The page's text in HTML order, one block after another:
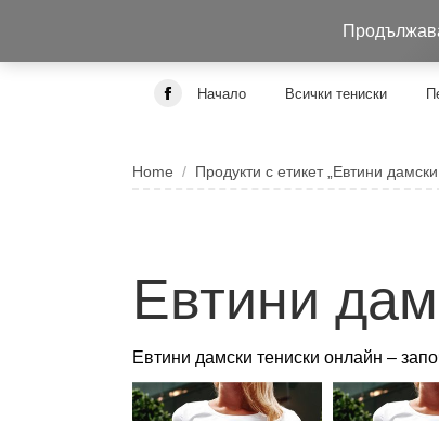
932 изпълнени поръчки
Начало Всички тениски
Facebook
Home Продукти с етикет „Евтини
Евтини
Евтини дамски тениски онлайн –